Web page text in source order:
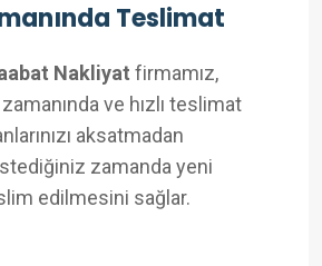
Teslimat
Nakliyat firmamız,
ve hızlı teslimat
aksatmadan
istediğiniz zamanda yeni
edilmesini sağlar.